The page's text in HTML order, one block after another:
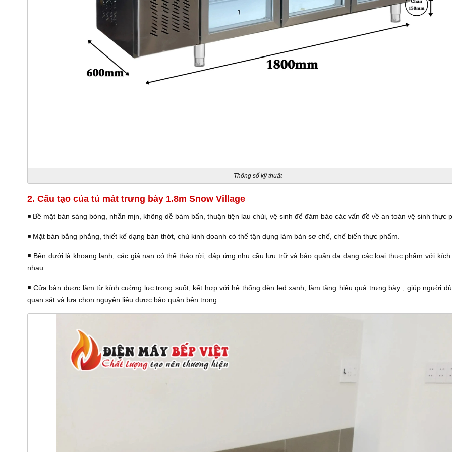
Thông số kỹ thuật
2. Cấu tạo của tủ mát trưng bày 1.8m Snow Village
◾️ Bề mặt bàn sáng bóng, nhẵn mịn, không dễ bám bẩn, thuận tiện lau chùi, vệ sinh để đảm bảo các vấn đề về an toàn vệ sinh thực
◾️ Mặt bàn bằng phẳng, thiết kế dạng bàn thớt, chủ kinh doanh có thể tận dụng làm bàn sơ chế, chế biến thực phẩm.
◾️ Bên dưới là khoang lạnh, các giá nan có thể tháo rời, đáp ứng nhu cầu lưu trữ và bảo quản đa dạng các loại thực phẩm với
nhau.
◾️ Cửa bàn được làm từ kính cường lực trong suốt, kết hợp với hệ thống đèn led xanh, làm tăng hiệu quả trưng bày , giúp người
quan sát và lựa chọn nguyên liệu được bảo quản bên trong.